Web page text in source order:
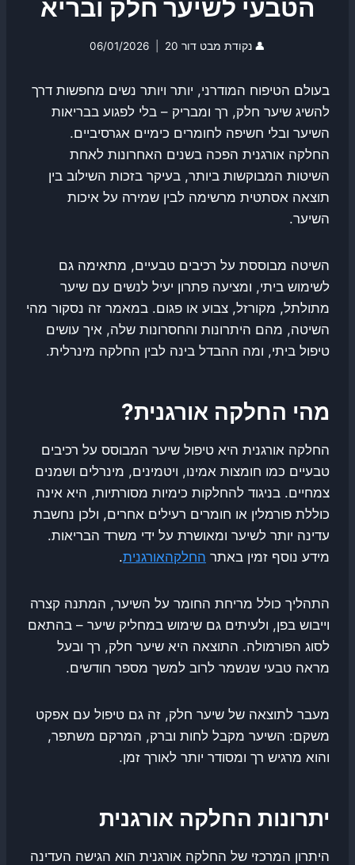
הטבעי לשיער חלק ובריא
👤 נקודת מבט דור 20 06/01/2026
בעולם הטיפוח המודרני, יותר ויותר נשים מחפשות דרך
להשיג שיער חלק, רך ומבריק – בלי לפגוע בבריאות
השיער ובלי חשיפה לחומרים כימיים אגרסיביים.
החלקה אורגנית הפכה בשנים האחרונות לאחת
השיטות המבוקשות ביותר, בעיקר בזכות השילוב בין
תוצאה אסתטית מרשימה לבין שמירה על איכות
השיער.
השיטה מבוססת על רכיבים טבעיים, מתאימה גם
לשימוש ביתי, ומציעה פתרון יעיל לנשים עם שיער
מתולתל, מקורזל, צבוע או פגום. במאמר זה נסקור מהי
השיטה, מהם היתרונות והחסרונות שלה, איך עושים
טיפול ביתי, ומה ההבדל בינה לבין החלקה מינרלית.
מהי החלקה אורגנית?
החלקה אורגנית היא טיפול שיער המבוסס על רכיבים
טבעיים כמו חומצות אמינו, ויטמינים, מינרלים ושמנים
צמחיים. בניגוד להחלקות כימיות מסורתיות, היא אינה
כוללת פורמלין או חומרים רעילים אחרים, ולכן נחשבת
עדינה יותר לשיער ומאושרת על ידי משרד הבריאות.
מידע נוסף זמין באתר החלקהאורגנית.
התהליך כולל מריחת החומר על השיער, המתנה קצרה
וייבוש בפן, ולעיתים גם שימוש במחליק שיער – בהתאם
לסוג הפורמולה. התוצאה היא שיער חלק, רך ובעל
מראה טבעי שנשמר לרוב למשך מספר חודשים.
מעבר לתוצאה של שיער חלק, זה גם טיפול עם אפקט
משקם: השיער מקבל לחות וברק, המרקם משתפר,
והוא מרגיש רך ומסודר יותר לאורך זמן.
יתרונות החלקה אורגנית
היתרון המרכזי של החלקה אורגנית הוא הגישה העדינה